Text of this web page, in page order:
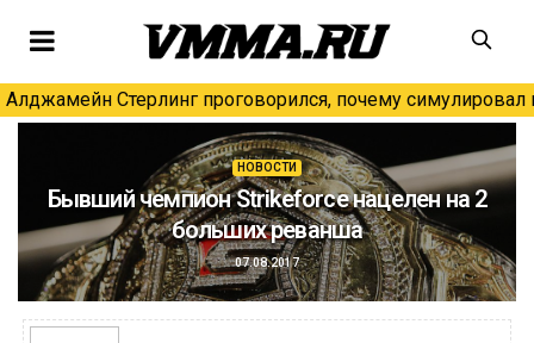
Алджамейн Стерлинг проговорился, почему симулировал
НОВОСТИ
Бывший чемпион Strikeforce нацелен на 2
больших реванша
07.08.2017